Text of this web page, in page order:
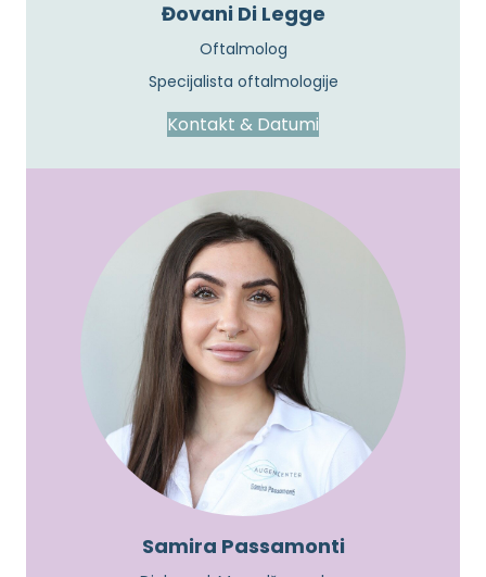
Đovani Di Legge
Oftalmolog
Specijalista oftalmologije
Kontakt & Datumi
Samira Passamonti